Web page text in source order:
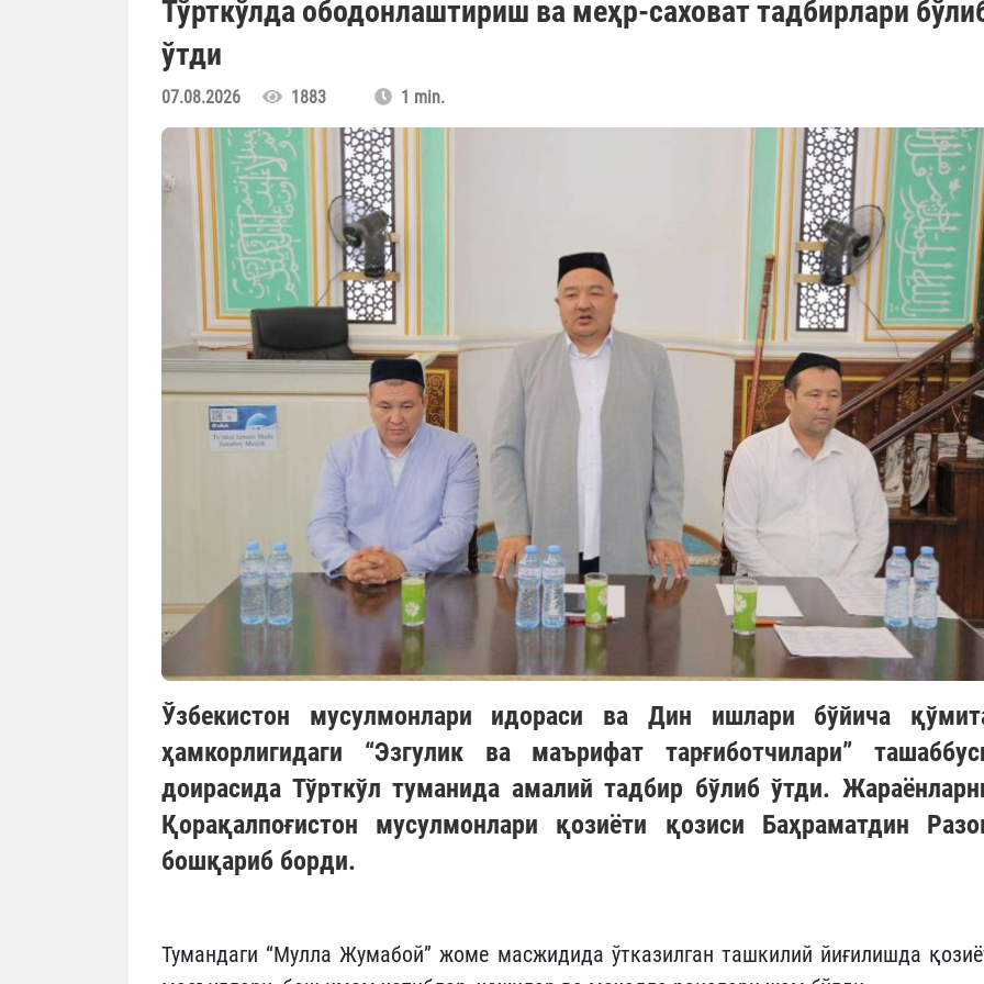
Тўрткўлда ободонлаштириш ва меҳр-саховат тадбирлари
ўтди
07.08.2026 1883 1 min.
Ўзбекистон мусулмонлари идораси ва Дин ишлари бўйича
ҳамкорлигидаги “Эзгулик ва маърифат тарғиботчилари”
доирасида Тўрткўл туманида амалий тадбир бўлиб ўтди.
Қорақалпоғистон мусулмонлари қозиёти қозиси Баҳраматдин
бошқариб борди.
Тумандаги “Мулла Жумабой” жоме масжидида ўтказилган ташкилий йиғилишда